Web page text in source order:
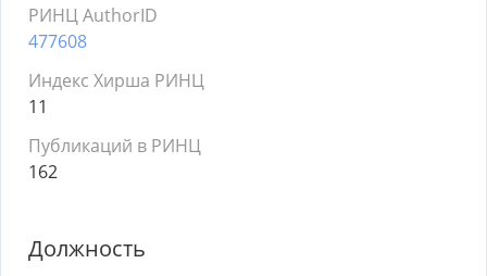
РИНЦ AuthorID
477608
Индекс Хирша РИНЦ
11
Публикаций в РИНЦ
162
Должность